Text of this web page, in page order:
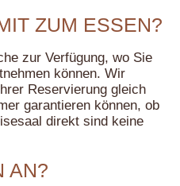
ZUM ESSEN?
zur Verfügung, wo Sie
können. Wir
Reservierung gleich
garantieren können, ob
direkt sind keine
AN?